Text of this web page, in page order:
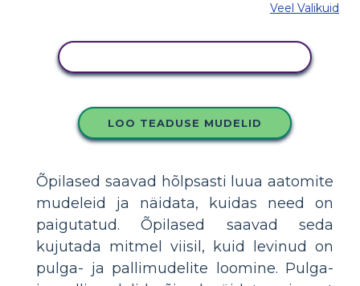
Veel Valikuid
LOO TEADUSE MUDELID
Õpilased saavad hõlpsasti luua aatomite
mudeleid ja näidata, kuidas need on
paigutatud. Õpilased saavad seda
kujutada mitmel viisil, kuid levinud on
pulga- ja pallimudelite loomine. Pulga-